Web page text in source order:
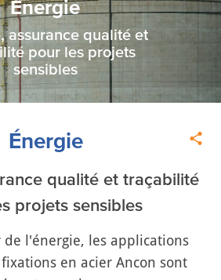
Énergie
assurance qualité et
pour les projets
sensibles
Énergie
qualité et traçabilité
projets sensibles
de l'énergie, les applications
en acier Ancon sont